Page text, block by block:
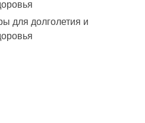
для долголетия и